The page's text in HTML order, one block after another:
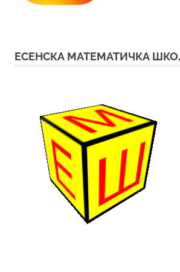
ЕСЕНСКА МАТЕМАТИЧКА